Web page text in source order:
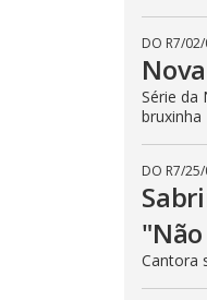
DO R7/
Série da
bruxinha
DO R7/
Cantora